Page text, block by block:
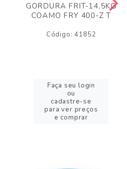
GORDURA FRIT-14,5KG
COAMO FRY 400-Z T
Código: 41852
Faça seu login
ou
cadastre-se
para ver preços
e comprar